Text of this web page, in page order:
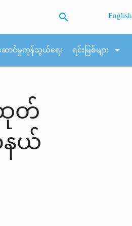
search English
ောင်မှုကုန်သွယ်ရေး ရင်းမြစ်များ arrow_drop_down
ထုတ်
နယ်